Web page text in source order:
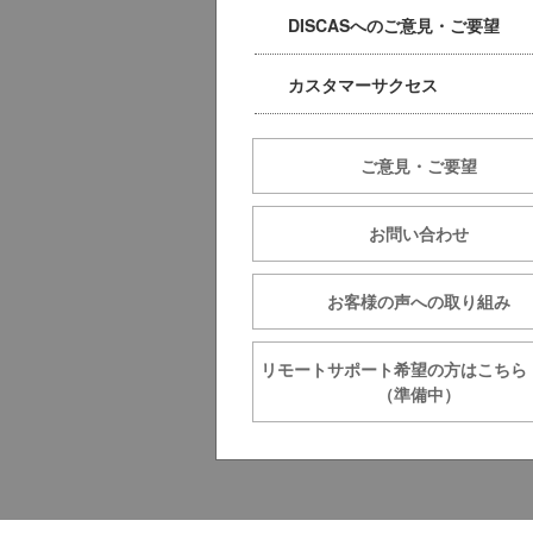
DISCASへのご意見・ご要望
カスタマーサクセス
ご意見・ご要望
お問い合わせ
お客様の声への取り組み
リモートサポート希望の方はこ
（準備中）